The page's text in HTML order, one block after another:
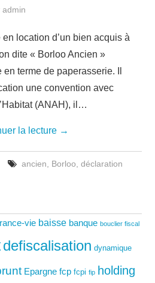
admin
location d’un bien acquis à
dite « Borloo Ancien »
terme de paperasserie. Il
une convention avec
(ANAH), il…
la lecture →
ancien Borloo déclaration
vie baisse banque bouclier fiscal
defiscalisation dynamique
Epargne fcp fcpi fip holding